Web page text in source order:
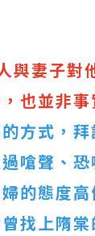
與妻子對
也並非事
方式，拜
嗆聲、
的態度
找上隋